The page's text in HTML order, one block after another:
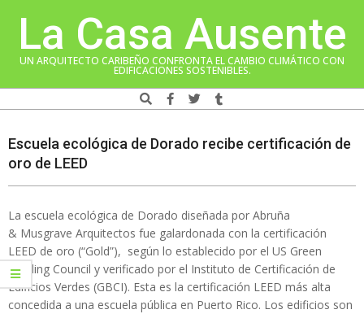
contentLa Casa Ausente
UN ARQUITECTO CARIBEÑO CONFRONTA EL CAMBIO CLIMÁTICO CON
EDIFICACIONES SOSTENIBLES.
Search
Menu
Escuela ecológica de Dorado recibe certificación de
oro de LEED
La escuela ecológica de Dorado diseñada por Abruña
& Musgrave Arquitectos fue galardonada con la certificación
LEED de oro (“Gold”), según lo establecido por el US Green
Building Council y verificado por el Instituto de Certificación de
Edificios Verdes (GBCI). Esta es la certificación LEED más alta
concedida a una escuela pública en Puerto Rico. Los edificios son